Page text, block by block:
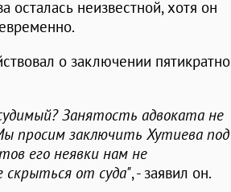
осталась неизвестной, хотя он
о заключении пятикратно
Занятость адвоката не
просим заключить Хутиева под
его неявки нам не
скрыться от суда", - заявил он.